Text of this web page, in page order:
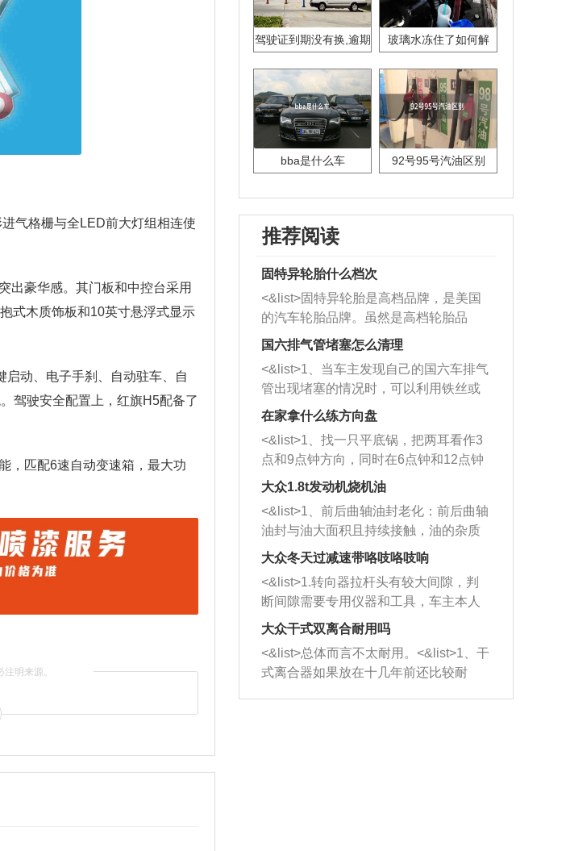
气格栅与全LED前大灯组相连使
出豪华感。其门板和中控台采用
式木质饰板和10英寸悬浮式显示
动、电子手刹、自动驻车、自
驾驶安全配置上，红旗H5配备了
，匹配6速自动变速箱，最大功
明来源。
驾驶证到期没有换,逾期
玻璃水冻住了如何解
bba是什么车 92号95号汽油区别
推荐阅读
固特异轮胎什么档次
<&list>固特异轮胎是高档品牌，是美国
的汽车轮胎品牌。虽然是高档轮胎品
牌，但是中高低端的轮胎都有生产，这
也是为了更好的开拓市场。
国六排气管堵塞怎么清理
<&list>1、当车主发现自己的国六车排气
管出现堵塞的情况时，可以利用铁丝或
者是细棍，直接将杂物给取出来，如果
堵塞情况比较严重，也可以采取应急措
施。 <&list>2、直接利用木棍将所有的
杂物推到排气管里面的位置处，然后将
三元催化器拆解开，就可以将堵塞的东
西取出来。但如果是因为积碳过多引起
的堵塞，就需要将三元催化器泡在草酸
洗剂对堵塞的情况得到解决，将清洗剂
放在燃油箱中，与燃油混合后，车辆启
动时，就可以和汽油一起进入到燃烧
室，最后形成废气排出，就可以让三元
催化器得到清洗，排气管堵塞的情况就
能够得到解决。
在家拿什么练方向盘
<&list>1、找一只平底锅，把两耳看作3
点和9点钟方向，同时在6点钟和12点钟
方向做一个标记。 <&list>2、双手握住
一圈半的练习，往右同样也要打相同的
圈数。 <&list>3、最后强调要反复练
习，这样就可以形成肌肉记忆，在真实
驾驶车辆时，不需要记忆也能打好方
向。
大众1.8t发动机烧机油
<&list>1、前后曲轴油封老化：前后曲轴
油封与油大面积且持续接触，油的杂质
和发动机内持续温度变化使其密封效果
逐渐减弱，导致渗油或漏油。<&list>2、
活塞间隙过大：积碳会使活塞环与缸体
的间隙扩大，导致机油流入燃烧室中，
造成烧机油。<&list>3、机油粘度。使用
机油粘度过小的话，同样会有烧机油现
象，机油粘度过小具有很好的流动性，
大众冬天过减速带咯吱咯吱响
<&list>1.转向器拉杆头有较大间隙，判
断间隙需要专用仪器和工具，车主本人
无法制作，需要将车辆送到修理厂或4s
店；<&list>2.车辆半轴套管防尘罩破
裂，破裂后会出现漏油现象，使半轴磨
损严重，磨损的半轴容易损坏，产生异
响；<&list>3.稳定器的转向胶套和球头
大众干式双离合耐用吗
<&list>总体而言不太耐用。<&list>1、干
式离合器如果放在十几年前还比较耐